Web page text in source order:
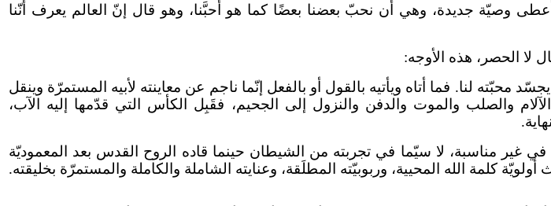
وصيّة جديدة، وهي أن نحبّ بعضنا بعضًا كما هو أَحبَّنا، وهو قال إنّ العالم يعرف أنّنا
لا الحصر، هذه الأوجه:
محبّته لنا. فما أتاه ويأتيه بالقول أو بالفعل إنّما ناجم عن معاينته لأبيه المستمرّة وينقل
والصلب والموت والدفن والنزول إلى الجحيم، فقَبِل الكأس التي قدّمها إليه الآب،
غير مناسبة، لا سيّما في تجربته من الشيطان حينما قاده الروح القدس بعد المعموديّة
كلمة الله المحيية، وربوبيّته المطلَقة، وعنايته الشاملة والكاملة والمستمرّة بخليقته.